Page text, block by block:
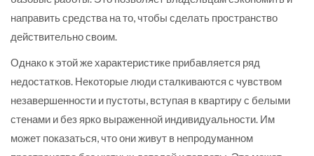
направить средства на то, чтобы сделать пространство
действительно своим.
Однако к этой же характеристике прибавляется ряд
недостатков. Некоторые люди сталкиваются с чувством
незавершенности и пустоты, вступая в квартиру с белыми
стенами и без ярко выраженной индивидуальности. Им
может показаться, что они живут в непродуманном